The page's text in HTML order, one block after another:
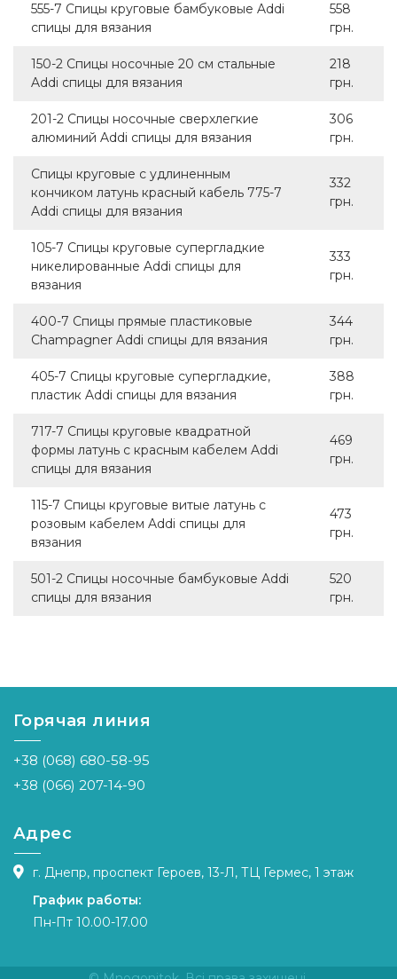
555-7 Спицы круговые бамбуковые Addi
спицы для вязания
558
грн.
150-2 Спицы носочные 20 см стальные
Addi спицы для вязания
218
грн.
201-2 Спицы носочные сверхлегкие
алюминий Addi спицы для вязания
306
грн.
Спицы круговые с удлиненным
кончиком латунь красный кабель 775-7
Addi спицы для вязания
332
грн.
105-7 Спицы круговые супергладкие
никелированные Addi спицы для
вязания
333
грн.
400-7 Спицы прямые пластиковые
Champagner Addi спицы для вязания
344
грн.
405-7 Спицы круговые супергладкие,
пластик Addi спицы для вязания
388
грн.
717-7 Спицы круговые квадратной
формы латунь с красным кабелем Addi
спицы для вязания
469
грн.
115-7 Спицы круговые витые латунь с
розовым кабелем Addi спицы для
вязания
473
грн.
501-2 Спицы носочные бамбуковые Addi
спицы для вязания
520
грн.
Горячая линия
+38 (068) 680-58-95
+38 (066) 207-14-90
Адрес
г. Днепр, проспект Героев, 13-Л, ТЦ Гермес, 1 этаж
График работы:
Пн-Пт 10.00-17.00